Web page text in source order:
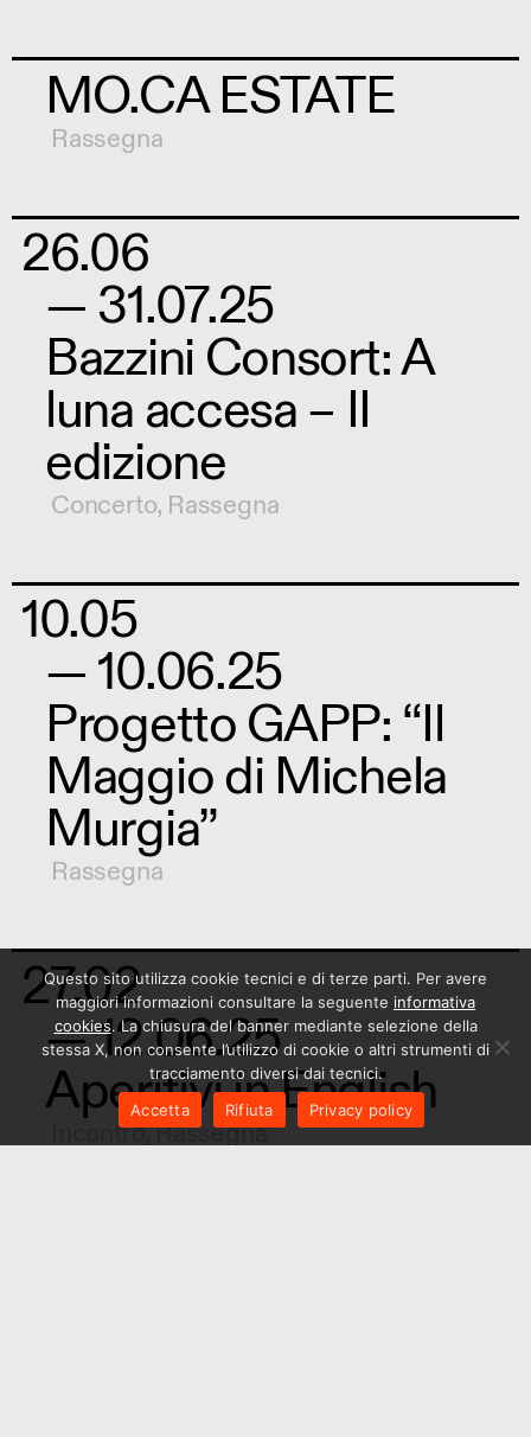
MO.CA ESTATE
Rassegna
26.06
— 31.07.25
Bazzini Consort: A
luna accesa – II
edizione
Concerto, Rassegna
10.05
— 10.06.25
Progetto GAPP: “Il
Maggio di Michela
Murgia”
Rassegna
27.02
— 12.06.25
Aperitivi in English
Incontro,Rassegna
Questo sito utilizza cookie tecnici e di terze parti. Per avere
maggiori informazioni consultare la seguente informativa
cookies. La chiusura del banner mediante selezione della
stessa X, non consente l’utilizzo di cookie o altri strumenti di
tracciamento diversi dai tecnici.
Accetta
Rifiuta Privacy policy